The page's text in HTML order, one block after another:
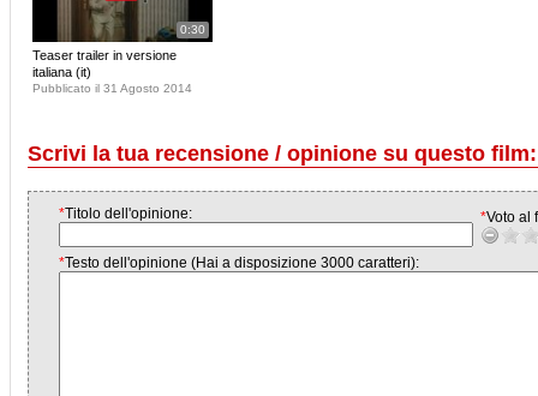
0:30
Teaser trailer in versione
italiana (it)
Pubblicato il 31 Agosto 2014
Scrivi la tua recensione / opinione su questo
*Titolo dell'opinione: *Voto al
*Testo dell'opinione (Hai a disposizione 3000 caratteri):